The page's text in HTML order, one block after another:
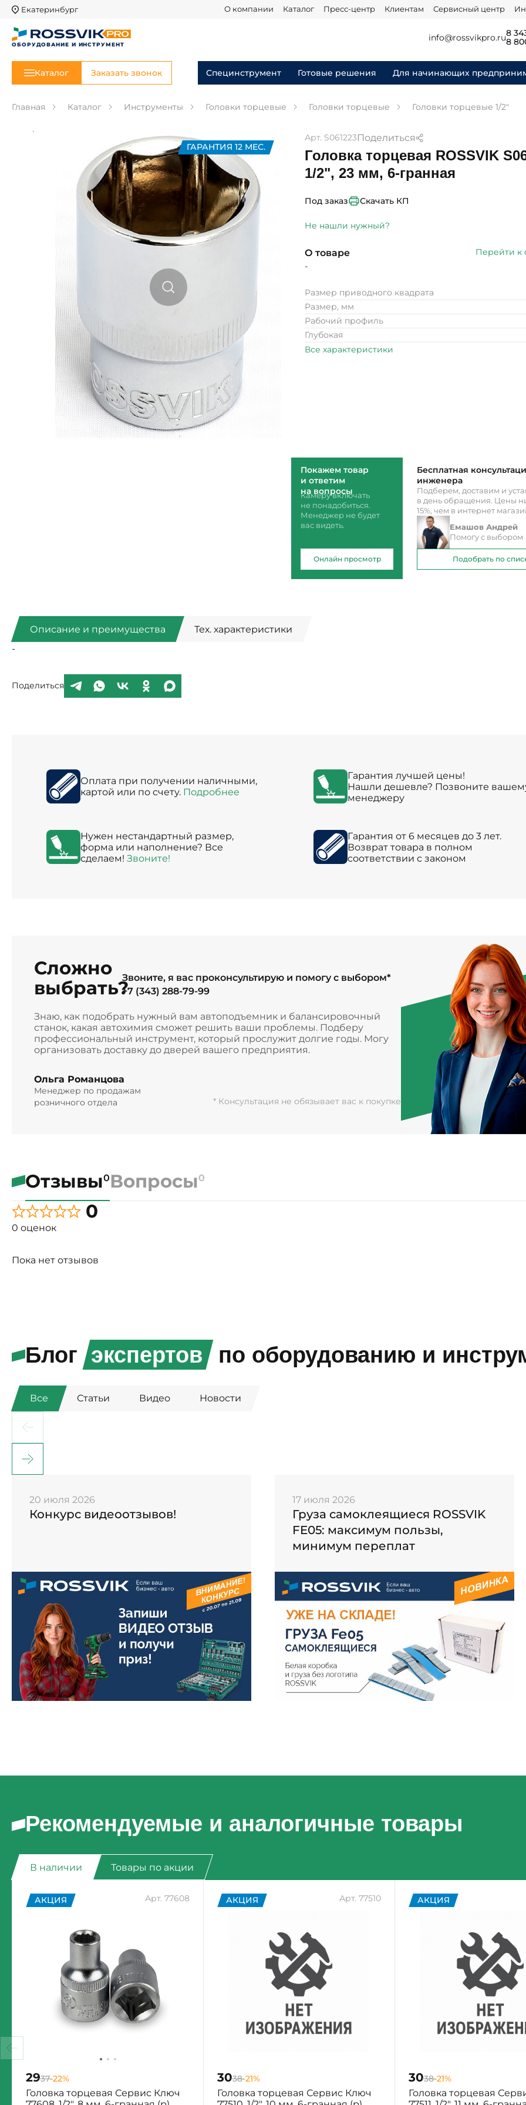
Екатеринбург О компании Каталог Пресс-центр Клиентам Сервисный центр
ОБОРУДОВАНИЕ И ИНСТРУМЕНТ
info@rossvikpro.ru8
8
Каталог Заказать звонок Специнструмент Готовые решения Для начинающих
Главная Каталог Инструменты Головки торцевые Головки торцевые Головки торцевые 1/2"
ГАРАНТИЯ 12 МЕС.
Арт. S061223Поделиться
Головка торцевая ROSSVIK
1/2", 23 мм, 6-гранная
Под заказ Скачать КП
Не нашли нужный?
О товаре
Перейти к
-
Размер приводного квадрата
Размер, мм
Рабочий профиль
Глубокая
Все характеристики
Покажем товар
и ответим
на вопросы
Камеру включать
не понадобиться.
Менеджер не будет
вас видеть.
Онлайн просмотр
Бесплатная
инженера
Подберем, доставим и
в день обращения. Цены
15%, чем в интернет
Емашов Андрей
Помогу с выбором
Подобрать по
Описание и преимущества
Тех. характеристики
-
Поделиться
Оплата при получении наличными,
картой или по счету. Подробнее
Гарантия лучшей цены!
Нашли дешевле? Позвоните
менеджеру
Нужен нестандартный размер,
форма или наполнение? Все
сделаем! Звоните!
Гарантия от 6 месяцев до 3 лет.
Возврат товара в полном
соответствии с законом
Сложно
выбрать?Звоните, я вас проконсультирую и помогу с выбором*
+7 (343) 288-79-99
Знаю, как подобрать нужный вам автоподъемник и балансировочный
станок, какая автохимия сможет решить ваши проблемы. Подберу
профессиональный инструмент, который прослужит долгие годы. Могу
организовать доставку до дверей вашего предприятия.
Ольга Романцова
Менеджер по продажам
розничного отдела
* Консультация не обязывает вас к покупке
Отзывы0Вопросы0
0
0 оценок
Пока нет отзывов
Блог экспертов по оборудованию и
Все Статьи Видео Новости
20 июля 2026
Конкурс видеоотзывов!
17 июля 2026
Груза самоклеящиеся ROSSVIK
FE05: максимум пользы,
минимум переплат
Рекомендуемые и аналогичные товары
В наличии Товары по акции
Арт. 77608
АКЦИЯ
2937-22%
Головка торцевая Сервис Ключ
Арт. 77510
АКЦИЯ
3038-21%
Головка торцевая Сервис Ключ
АКЦИЯ
3038-21%
Головка торцевая